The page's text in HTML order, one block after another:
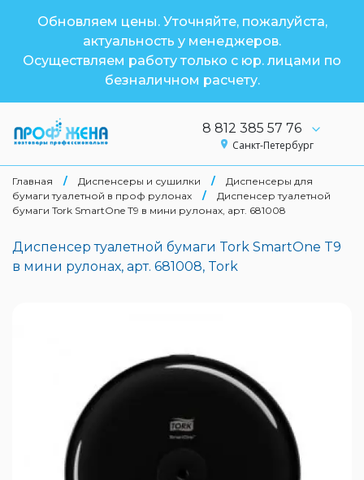
Обновляем цены. Уточняйте, пожалуйста,
актуальность у менеджеров.
Осуществляем работу только с юр. лицами по
безналичном расчету.
8 812 385 57 76
Санкт-Петербург
Главная / Диспенсеры и сушилки /
Диспенсеры для
бумаги туалетной в проф рулонах
/
Диспенсер туалетной
бумаги Tork SmartOne T9 в мини рулонах, арт. 681008
Диспенсер туалетной бумаги Tork SmartOne T9
в мини рулонах, арт. 681008, Tork